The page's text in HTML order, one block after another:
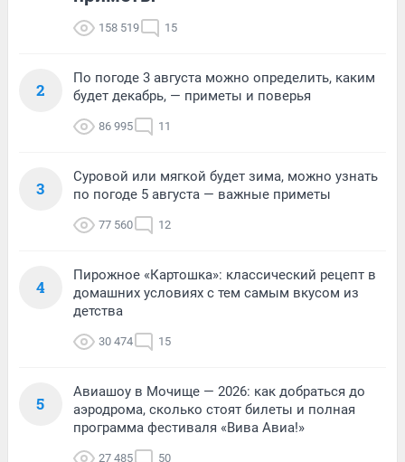
158 519 15
2
По погоде 3 августа можно определить, каким
будет декабрь, — приметы и поверья
86 995 11
3
Суровой или мягкой будет зима, можно узнать
по погоде 5 августа — важные приметы
77 560 12
4
Пирожное «Картошка»: классический рецепт в
домашних условиях с тем самым вкусом из
детства
30 474 15
5
Авиашоу в Мочище — 2026: как добраться до
аэродрома, сколько стоят билеты и полная
программа фестиваля «Вива Авиа!»
27 485 50